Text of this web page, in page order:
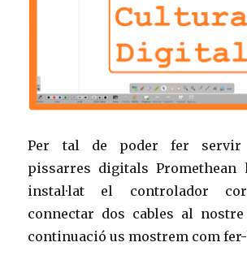
Per tal de poder fer servir
pissarres digitals Promethean
instal·lat el controlador
connectar dos cables al
continuació us mostrem com